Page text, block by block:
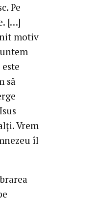
Pe
[…]
motiv
să
Vrem
îl